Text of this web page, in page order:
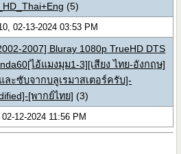
(5)
02-13-2024 03:53 PM
2007] Bluray 1080p TrueHD DTS
ไอ้แมงมุม1-3][เสียง ไทย-อังกฤษ]
ละซับจากบลูเรมาสเตอร์ครับ]-
[พากย์ไทย] (3)
12-2024 11:56 PM